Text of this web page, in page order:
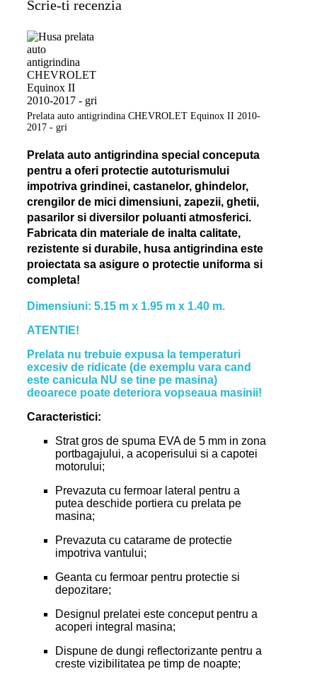
Scrie-ti recenzia
Prelata auto antigrindina CHEVROLET Equinox II 2010-
2017 - gri
Prelata auto antigrindina special conceputa
pentru a oferi protectie autoturismului
impotriva grindinei, castanelor, ghindelor,
crengilor de mici dimensiuni, zapezii, ghetii,
pasarilor si diversilor poluanti atmosferici.
Fabricata din materiale de inalta calitate,
rezistente si durabile, husa antigrindina este
proiectata sa asigure o protectie uniforma si
completa!
Dimensiuni: 5.15 m x 1.95 m x 1.40 m.
ATENTIE!
Prelata nu trebuie expusa la temperaturi
excesiv de ridicate (de exemplu vara cand
este canicula NU se tine pe masina)
deoarece poate deteriora vopseaua masinii!
Caracteristici:
Strat gros de spuma EVA de 5 mm in zona
portbagajului, a acoperisului si a capotei
motorului;
Prevazuta cu fermoar lateral pentru a
putea deschide portiera cu prelata pe
masina;
Prevazuta cu catarame de protectie
impotriva vantului;
Geanta cu fermoar pentru protectie si
depozitare;
Designul prelatei este conceput pentru a
acoperi integral masina;
Dispune de dungi reflectorizante pentru a
creste vizibilitatea pe timp de noapte;